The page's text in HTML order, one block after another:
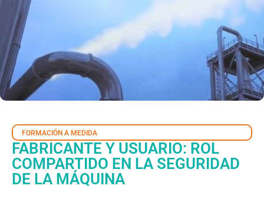
FORMACIÓN A MEDIDA
FABRICANTE Y USUARIO: ROL
COMPARTIDO EN LA SEGURIDAD
DE LA MÁQUINA